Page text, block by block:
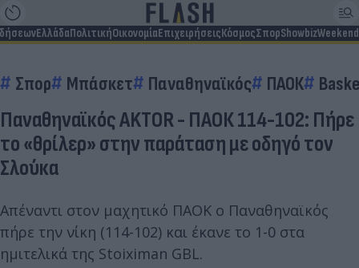
ΕλλάδαΠολιτικήΟικονομίαΕπιχειρήσειςΚόσμοςΣπορShowbizWeekend
Σπορ Μπάσκετ Παναθηναϊκός ΠΑΟΚ
Παναθηναϊκός AKTOR - ΠΑΟΚ 114-102: Πήρε
το «θρίλερ» στην παράταση με οδηγό τον
Σλούκα
Απέναντι στον μαχητικό ΠΑΟΚ ο Παναθηναϊκός
πήρε την νίκη (114-102) και έκανε το 1-0 στα
ημιτελικά της Stoiximan GBL.